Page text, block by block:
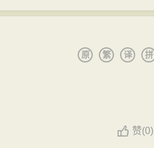
，浑然天成。其结字亦奇，或大
亭序》、唐代颜真卿《祭侄稿》
将“天下三大行书”作对比说：
，字态妩媚。中年代表作为《黄州
部郎中被召还朝。在朝半月，升
礼部贡举。当苏轼看到新兴势力拼
丘之貉，再次向皇帝提出谏议。他
守势力的极力反对，于是又遭诬
自求外调。
拼
译
繁
原
赞(0)